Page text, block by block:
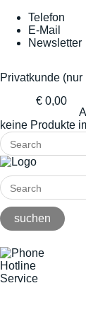
Telefon
E-Mail
Newsletter
Privatkunde (nur
€ 0,00
keine Produkte
Hotline
Service